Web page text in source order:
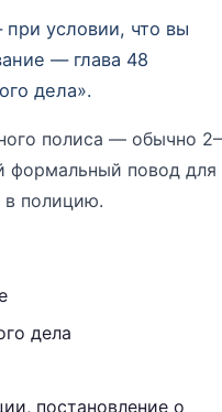
условии, что вы
— глава 48
дела».
полиса — обычно 2–
формальный повод для
в полицию.
дела
постановление о